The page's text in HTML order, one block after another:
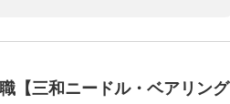
【三和ニードル・ベアリング